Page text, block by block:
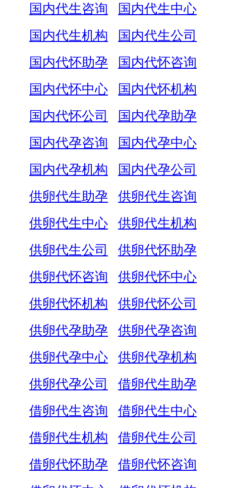
国内代生咨询
国内代生中心
国内代生机构
国内代生公司
国内代怀助孕
国内代怀咨询
国内代怀中心
国内代怀机构
国内代怀公司
国内代孕助孕
国内代孕咨询
国内代孕中心
国内代孕机构
国内代孕公司
供卵代生助孕
供卵代生咨询
供卵代生中心
供卵代生机构
供卵代生公司
供卵代怀助孕
供卵代怀咨询
供卵代怀中心
供卵代怀机构
供卵代怀公司
供卵代孕助孕
供卵代孕咨询
供卵代孕中心
供卵代孕机构
供卵代孕公司
借卵代生助孕
借卵代生咨询
借卵代生中心
借卵代生机构
借卵代生公司
借卵代怀助孕
借卵代怀咨询